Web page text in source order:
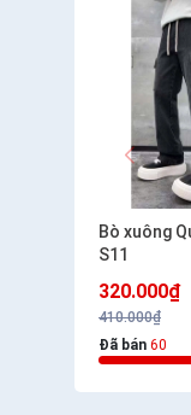
Bò xuông
S11
320.000₫
410.000₫
Đã bán 60